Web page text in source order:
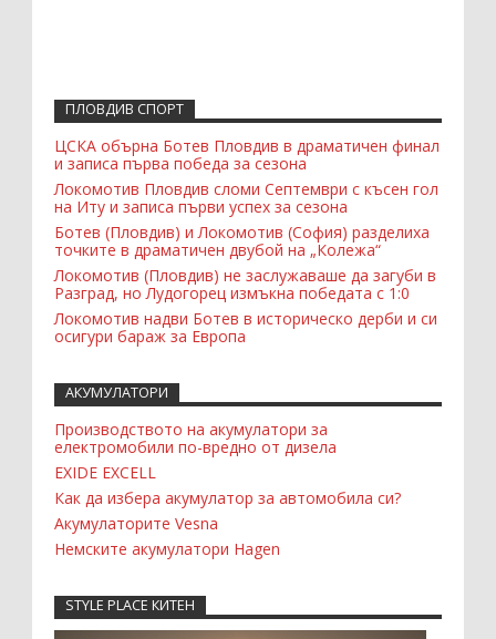
ПЛОВДИВ СПОРТ
ЦСКА обърна Ботев Пловдив в драматичен финал
и записа първа победа за сезона
Локомотив Пловдив сломи Септември с късен гол
на Иту и записа първи успех за сезона
Ботев (Пловдив) и Локомотив (София) разделиха
точките в драматичен двубой на „Колежа“
Локомотив (Пловдив) не заслужаваше да загуби в
Разград, но Лудогорец измъкна победата с 1:0
Локомотив надви Ботев в историческо дерби и си
осигури бараж за Европа
АКУМУЛАТОРИ
Производството на акумулатори за
електромобили по-вредно от дизела
EXIDE EXCELL
Как да избера акумулатор за автомобила си?
Акумулаторите Vesna
Немските акумулатори Hagen
STYLE PLACE КИТЕН